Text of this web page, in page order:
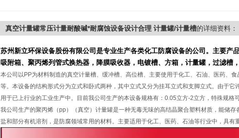
真空计量罐常压计量耐酸碱*耐腐蚀设备设计合理 计量罐/计量槽的详细资料：
苏州新立环保设备股份有限公司是专业生产各类化工防腐设备的公司。主要产
吸附箱、聚丙烯列管式换热器， 降膜吸收器，电镀槽、方箱 ， 计量罐 ， 过滤槽，
本公司以PP为材料制造的真空计量槽、缓冲槽、高位槽、主要使用于化工、石油、医药、
等。本设备的结构形式分为立式和卧式两种，其中立式又分为挂耳立式和支脚立式。由于
用于已上行业的工业生产中。目前我公司生产的本设备规格有：0.05立方-2立方，特殊规格
我公司生产的聚丙烯（pp）（真空）计量罐是一种无毒无味的高结晶聚合塑料材质，能储
盐和部分有机溶剂，是防腐领域常用的材料。主要适用于化工、医药、石油等行业中，具有